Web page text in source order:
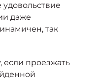
даже
так
если проезжать